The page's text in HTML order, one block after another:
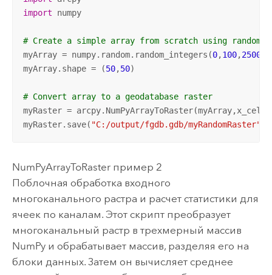
import numpy
# Create a simple array from scratch using random
myArray = numpy.random.random_integers(0,100,2500
myArray.shape = (50,50)
# Convert array to a geodatabase raster
myRaster =
myRaster.save( "C:/output/fgdb.gdb/myRandomRaster"
NumPyArrayToRaster пример 2
Поблочная обработка входного
многоканального растра и расчет статистики для
ячеек по каналам. Этот скрипт преобразует
многоканальный растр в трехмерный массив
NumPy и обрабатывает массив, разделяя его на
блоки данных. Затем он вычисляет среднее